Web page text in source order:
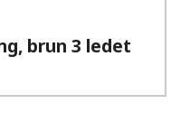
brun 3 ledet